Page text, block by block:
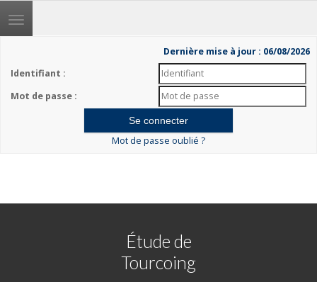
Toggle
navigation
Dernière mise à jour : 06/08/2026
Identifiant :
Mot de passe :
Mot de passe oublié ?
Étude de
Tourcoing